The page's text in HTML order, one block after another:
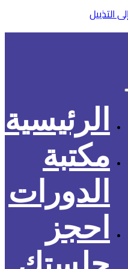
التذييل
الرئيسية
مكتبة
الدورات
احجز